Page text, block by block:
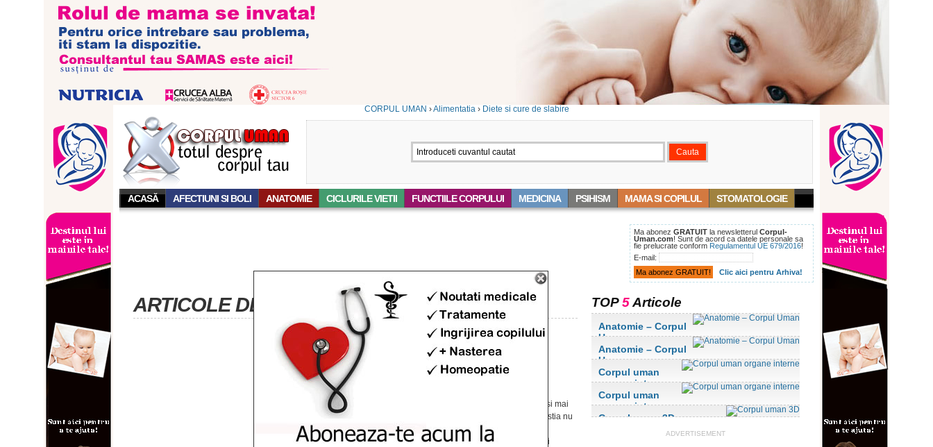
CORPUL UMAN ›Alimentatia › Diete si cure de slabire
ACASĂ AFECTIUNI SI BOLI ANATOMIE CICLURILE VIETII FUNCTIILE CORPULUI MEDICINA PSIHISM MAMA SI COPILUL STOMATOLOGIE
Ma abonez GRATUIT la newsletterul Corpul-
Uman.com! Sunt de acord ca datele personale sa
fie prelucrate conform Regulamentul UE 679/2016!
E-mail:
Clic aici pentru Arhiva!
ARTICOLE DESPRE ‘ECHILIBRAT’
Dieta echilibrata pentru
Barbatii sunt construiti cu un fizic mai puternic si mai
bine dezvoltat ca cel al femeilor, insa daca acestia nu
au grija ce fel de alimente mananca pot avea
probleme odata cu trecerea timpului. Nu numai
TOP5Articole
Anatomie – Corpul
Uman
Anatomie – Corpul
Uman
Corpul uman
organe interne
Corpul uman
organe interne
Corpul uman 3D
ADVERTISEMENT